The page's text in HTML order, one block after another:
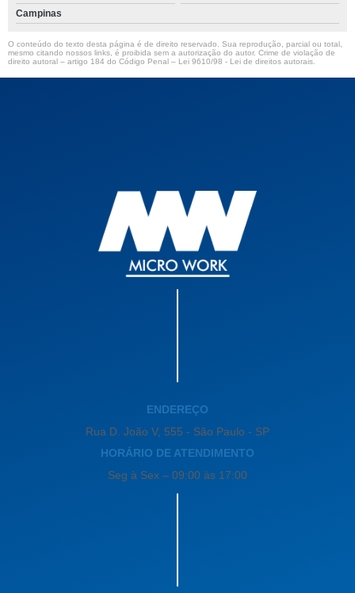
Campinas
O conteúdo do texto desta página é de direito reservado. Sua reprodução, parcial ou total,
mesmo citando nossos links, é proibida sem a autorização do autor. Crime de violação de
direito autoral – artigo 184 do Código Penal – Lei 9610/98 - Lei de direitos autorais
ENDEREÇO
Rua D. João V, 555 - São Paulo - SP
HORÁRIO DE ATENDIMENTO
Seg à Sex – 09:00 às 17:00